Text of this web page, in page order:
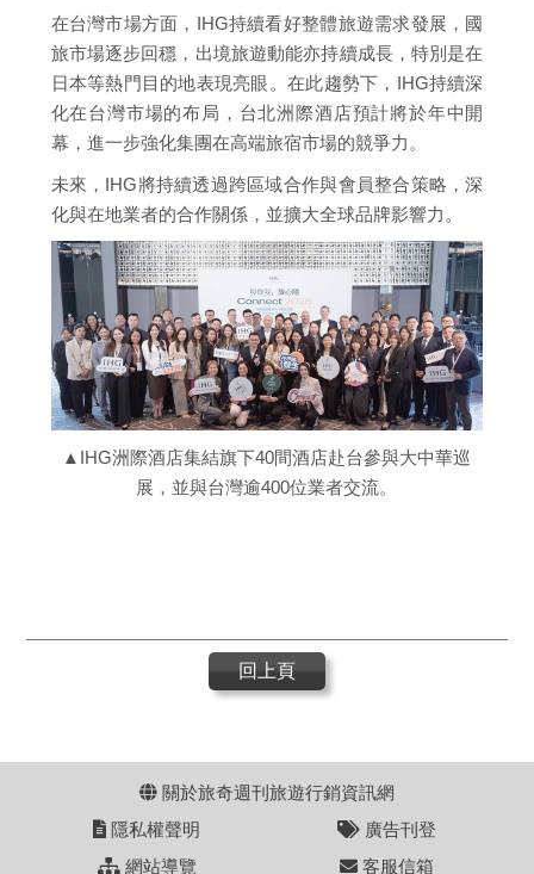
在台灣市場方面，IHG持續看好整體旅遊需求發展，國
旅市場逐步回穩，出境旅遊動能亦持續成長，特別是在
日本等熱門目的地表現亮眼。在此趨勢下，IHG持續深
化在台灣市場的布局，台北洲際酒店預計將於年中開
幕，進一步強化集團在高端旅宿市場的競爭力。
未來，IHG將持續透過跨區域合作與會員整合策略，深
化與在地業者的合作關係，並擴大全球品牌影響力。
▲IHG洲際酒店集結旗下40間酒店赴台參與大中華巡
展，並與台灣逾400位業者交流。
回上頁
關於旅奇週刊旅遊行銷資訊網
隱私權聲明
廣告刊登
網站導覽
客服信箱